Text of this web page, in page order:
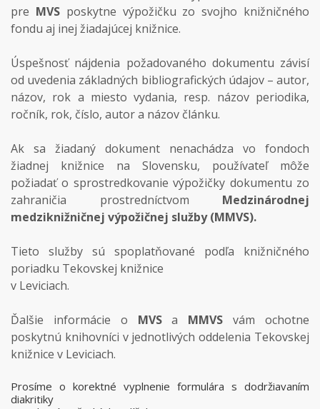
pre MVSposkytne výpožičku zo svojho knižničného
fondu aj inej žiadajúcej knižnice.
Úspešnosť nájdenia požadovaného dokumentu závisí
od uvedenia základných bibliografických údajov – autor,
názov, rok a miesto vydania, resp. názov periodika,
ročník, rok, číslo, autor a názov článku.
Ak sa žiadaný dokument nenachádza vo fondoch
žiadnej knižnice na Slovensku, používateľ môže
požiadať o sprostredkovanie výpožičky dokumentu zo
zahraničia prostredníctvom Medzinárodnej
medziknižničnej výpožičnej služby (MMVS).
Tieto služby sú spoplatňované podľa knižničného
poriadku Tekovskej knižnice
v Leviciach.
Ďalšie informácie o MVSa MMVS vám ochotne
poskytnú knihovníci v jednotlivých oddelenia Tekovskej
knižnice v Leviciach.
Prosíme o korektné vyplnenie formulára s dodržiavaním
diakritiky